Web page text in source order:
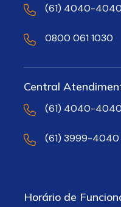
(61) 4040-4040
0800 061 1030
Central
(61) 4040-4040
(61) 3999-4040
Horário de